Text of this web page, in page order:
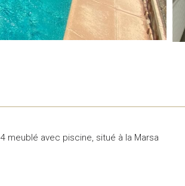
meublé avec piscine, situé à la Marsa